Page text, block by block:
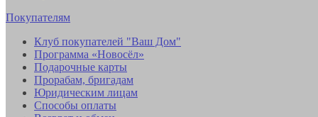
Покупателям
Клуб покупателей "Ваш Дом"
Программа «Новосёл»
Подарочные карты
Прорабам, бригадам
Юридическим лицам
Способы оплаты